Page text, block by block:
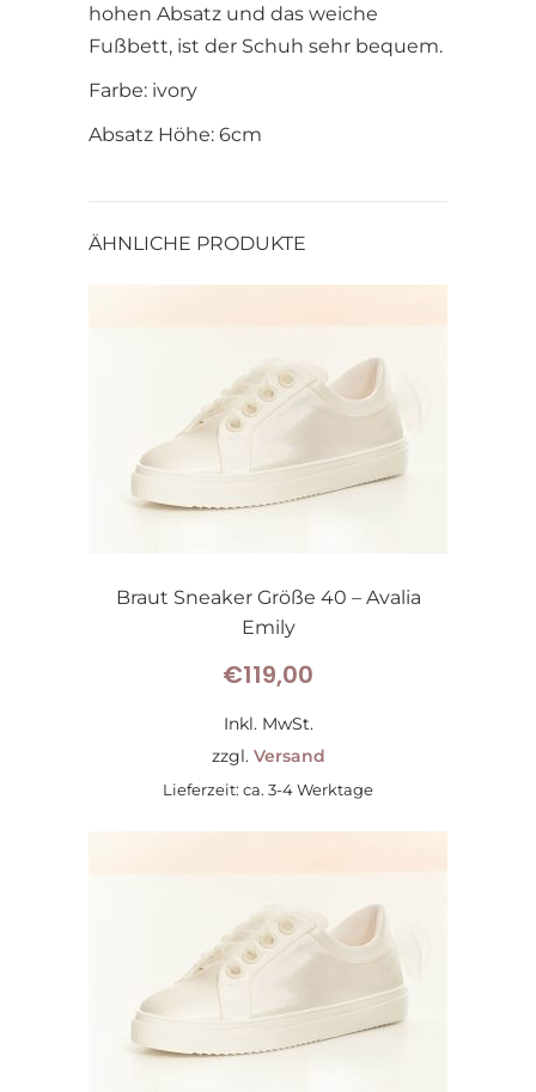
hohen Absatz und das weiche
Fußbett, ist der Schuh sehr bequem.
Farbe: ivory
Absatz Höhe: 6cm
ÄHNLICHE PRODUKTE
Braut Sneaker Größe 40 – Avalia
Emily
€119,00
Inkl. MwSt.
zzgl. Versand
Lieferzeit: ca. 3-4 Werktage